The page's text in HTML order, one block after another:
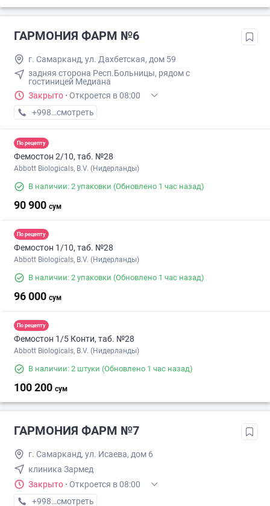
ГАРМОНИЯ ФАРМ №6
г. Самарканд, ул. Дахбетская, дом 59
задняя сторона Респ.Больницы, рядом с
гостиницей Медиана
Закрыто · Откроется в 08:00
+998 (95) XXX-XX-XX
смотреть
По рецепту
Фемостон 2/10, таб. №28
Abbott Biologicals, B.V. (Нидерланды)
В наличии: 2 упаковки (Обновлено 1 час назад)
90 900 сум
По рецепту
Фемостон 1/10, таб. №28
Abbott Biologicals, B.V. (Нидерланды)
В наличии: 2 упаковки (Обновлено 1 час назад)
96 000 сум
По рецепту
Фемостон 1/5 Конти, таб. №28
Abbott Biologicals, B.V. (Нидерланды)
В наличии: 2 штуки (Обновлено 1 час назад)
100 200 сум
ГАРМОНИЯ ФАРМ №7
г. Самарканд, ул. Исаева, дом 6
клиника Зармед
Закрыто · Откроется в 08:00
+998 (95) XXX-XX-XX
смотреть